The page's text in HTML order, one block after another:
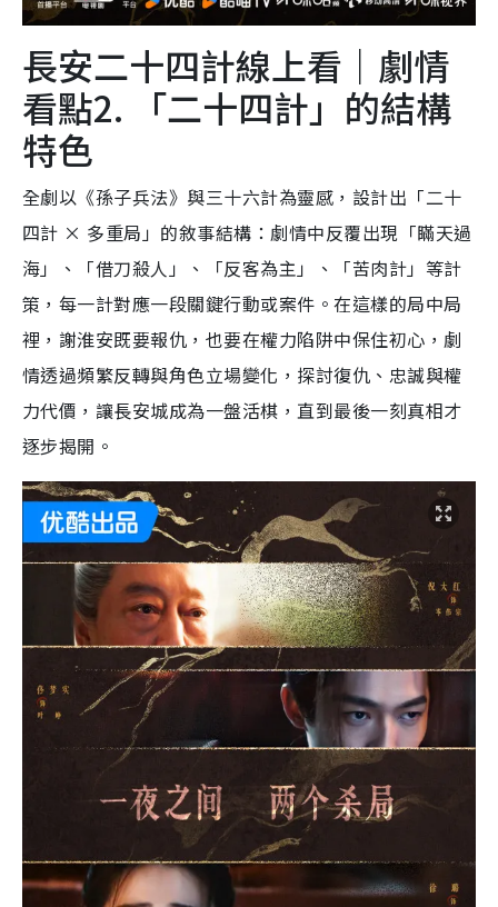
長安二十四計線上看｜劇情
看點2. 「二十四計」的結構
特色
全劇以《孫子兵法》與三十六計為靈感，設計出「二十
四計 × 多重局」的敘事結構：劇情中反覆出現「瞞天過
海」、「借刀殺人」、「反客為主」、「苦肉計」等計
策，每一計對應一段關鍵行動或案件。在這樣的局中局
裡，謝淮安既要報仇，也要在權力陷阱中保住初心，劇
情透過頻繁反轉與角色立場變化，探討復仇、忠誠與權
力代價，讓長安城成為一盤活棋，直到最後一刻真相才
逐步揭開。